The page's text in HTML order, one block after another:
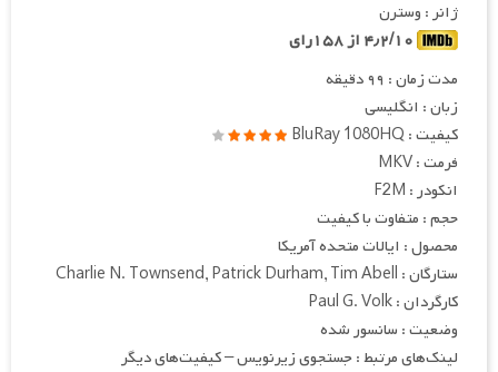
ژانر : وسترن
مدت زمان : ۹۹ دقیقه
زبان : انگلیسی
کیفیت : BluRay 1080HQ
فرمت : MKV
انکودر : F2M
حجم : متفاوت با کیفیت
محصول : ایالات متحده آمریکا
ستارگان : Charlie N. Townsend, Patrick Durham, Tim Abell
کارگردان : Paul G. Volk
وضعیت : سانسور شده
لینک‌های مرتبط : جستجوی زیرنویس – کیفیت‌های دیگر